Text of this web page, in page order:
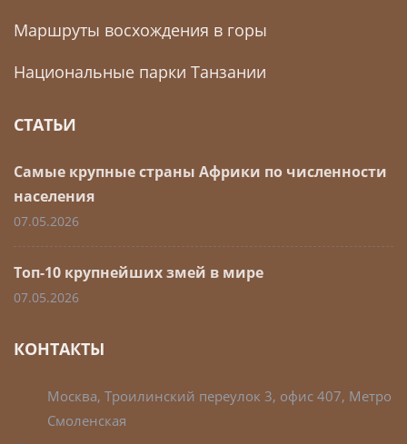
Маршруты восхождения в горы
Национальные парки Танзании
СТАТЬИ
Самые крупные страны Африки по численности
населения
07.05.2026
Топ-10 крупнейших змей в мире
07.05.2026
КОНТАКТЫ
Москва, Троилинский переулок 3, офис 407, Метро
Смоленская